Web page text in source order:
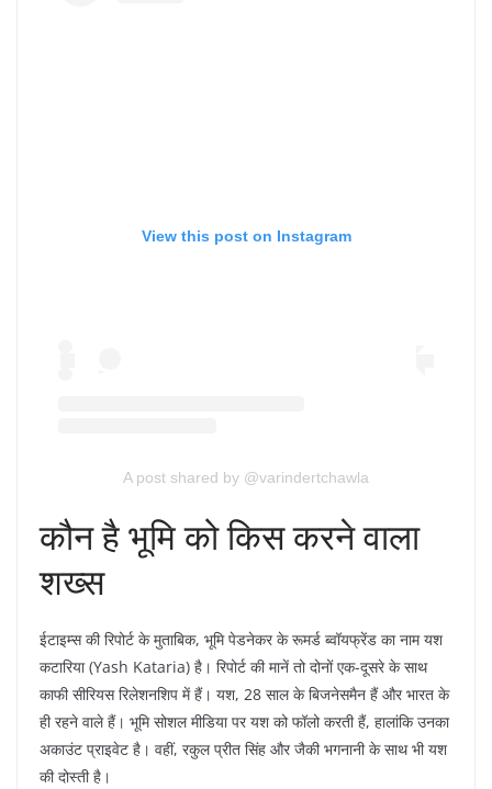
View this post on Instagram
A post shared by @varindertchawla
कौन है भूमि को किस करने वाला
शख्स
ईटाइम्स की रिपोर्ट के मुताबिक, भूमि पेडनेकर के रूमर्ड ब्वॉयफ्रेंड का नाम यश
कटारिया (Yash Kataria) है। रिपोर्ट की मानें तो दोनों एक-दूसरे के साथ
काफी सीरियस रिलेशनशिप में हैं। यश, 28 साल के बिजनेसमैन हैं और भारत के
ही रहने वाले हैं। भूमि सोशल मीडिया पर यश को फॉलो करती हैं, हालांकि उनका
अकाउंट प्राइवेट है। वहीं, रकुल प्रीत सिंह और जैकी भगनानी के साथ भी यश
की दोस्ती है।